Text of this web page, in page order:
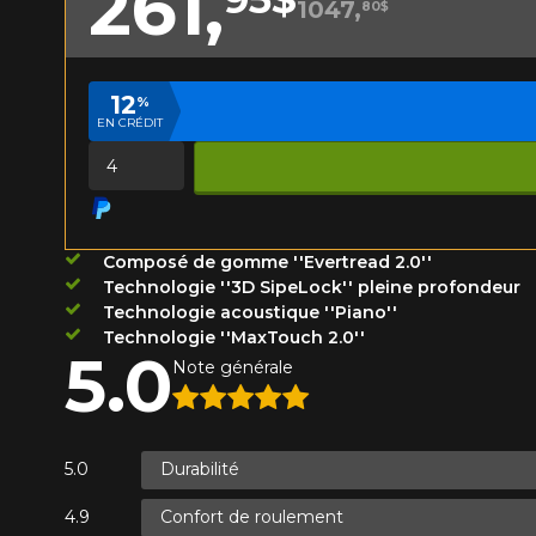
Composé de gomme ''Evertread 2.0''
Technologie ''3D SipeLock'' pleine profondeur
Technologie acoustique ''Piano''
Technologie ''MaxTouch 2.0''
1047,80$
12%
EN CRÉDIT
5.0 Note générale
Durabilité
Confort de roulement
Année
Note
1
2 3 4 5
Envoyer Annuler
véhicule directement avant de